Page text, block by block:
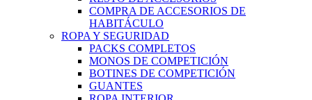
COMPRA DE ACCESORIOS DE
HABITÁCULO
ROPA Y SEGURIDAD
PACKS COMPLETOS
MONOS DE COMPETICIÓN
BOTINES DE COMPETICIÓN
GUANTES